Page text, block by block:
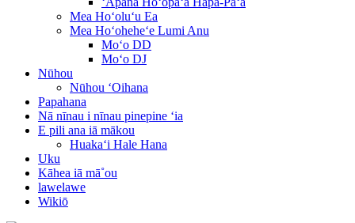
Mea Hoʻoluʻu Ea
Mea Hoʻoheheʻe Lumi Anu
Moʻo DD
Moʻo DJ
Nūhou
Nūhou ʻOihana
Papahana
Nā nīnau i nīnau pinepine ʻia
E pili ana iā mākou
Huakaʻi Hale Hana
Uku
Kāhea iā mā˚ou
lawelawe
Wikiō